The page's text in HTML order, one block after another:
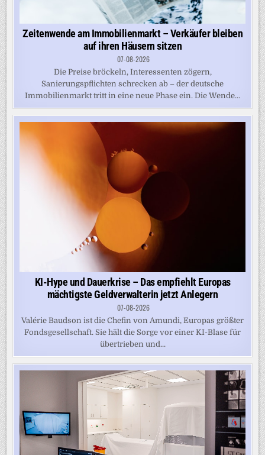
Zeitenwende am Immobilienmarkt – Verkäufer bleiben
auf ihren Häusern sitzen
07-08-2026
Die Preise bröckeln, Interessenten zögern,
Sanierungspflichten schrecken ab – der deutsche
Immobilienmarkt tritt in eine neue Phase ein. Die Wende...
KI-Hype und Dauerkrise – Das empfiehlt Europas
mächtigste Geldverwalterin jetzt Anlegern
07-08-2026
Valérie Baudson ist die Chefin von Amundi, Europas größter
Fondsgesellschaft. Sie hält die Sorge vor einer KI-Blase für
übertrieben und...